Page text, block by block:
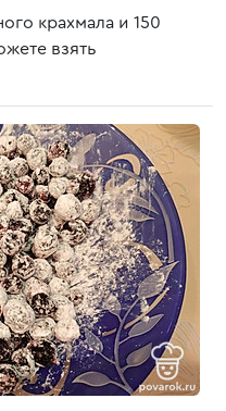
крахмала и 150
взять